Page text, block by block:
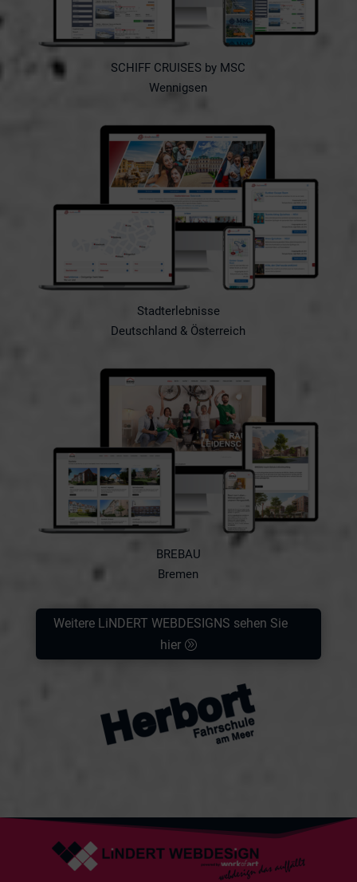
SCHIFF CRUISES by MSC
Wennigsen
Stadterlebnisse
Deutschland & Österreich
BREBAU
Bremen
Weitere LiNDERT WEBDESIGNS sehen Sie
hier